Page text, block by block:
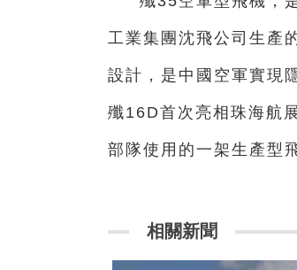
工業集團沈飛公司生產
設計，是中國空軍實現
殲16D首次亮相珠海航
部隊使用的一架生產型
相關新聞